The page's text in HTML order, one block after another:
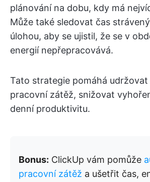
plánování na dobu, kdy má
Může také sledovat čas
úlohou, aby se ujistil, že se v
energií nepřepracovává.
Tato strategie pomáhá
pracovní zátěž, snižovat
denní produktivitu.
Bonus: ClickUp vám pomůže
pracovní zátěž a ušetřit čas,